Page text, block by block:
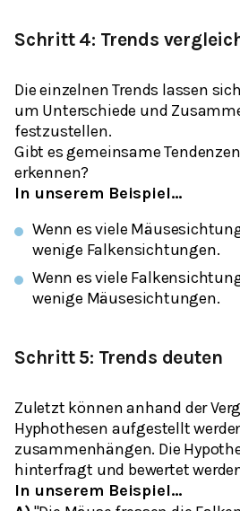
Schritt 4: Trends
Die einzelnen Trends lassen
um Unterschiede und
festzustellen.
Gibt es gemeinsame
erkennen?
In unserem Beispiel…
Wenn es viele
wenige Falkensichtungen.
Wenn es viele
wenige Mäusesichtungen.
Schritt 5: Trends deuten
Zuletzt können anhand der
Hyphothesen aufgestellt
zusammenhängen. Die
hinterfragt und bewertet
In unserem Beispiel…